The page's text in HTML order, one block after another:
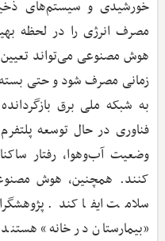
خورشیدی و سیستم‌های
مصرف انرژی را در لحظه
هوش مصنوعی می‌تواند
زمانی مصرف شود و حتی بسته
به شبکه ملی برق
فناوری در حال توسعه
وضعیت آب‌وهوا، رفتار
کنند. همچنین، هوش
سلامت ایفا کند.
«بیمارستان در خانه»